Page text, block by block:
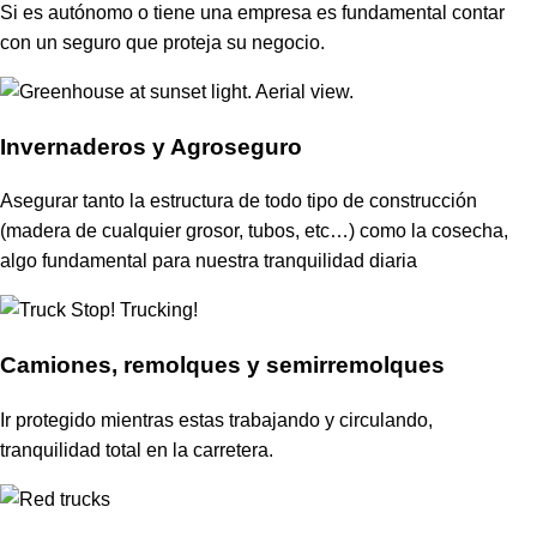
Si es autónomo o tiene una empresa es fundamental contar
con un seguro que proteja su negocio.
Invernaderos y Agroseguro
Asegurar tanto la estructura de todo tipo de construcción
(madera de cualquier grosor, tubos, etc…) como la cosecha,
algo fundamental para nuestra tranquilidad diaria
Camiones, remolques y semirremolques
Ir protegido mientras estas trabajando y circulando,
tranquilidad total en la carretera.